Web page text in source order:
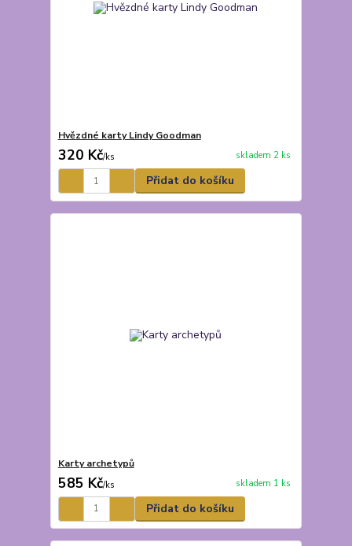
Hvězdné karty Lindy Goodman
320 Kč/ks skladem 2 ks
Přidat do košíku
Karty archetypů
585 Kč/ks skladem 1 ks
Přidat do košíku